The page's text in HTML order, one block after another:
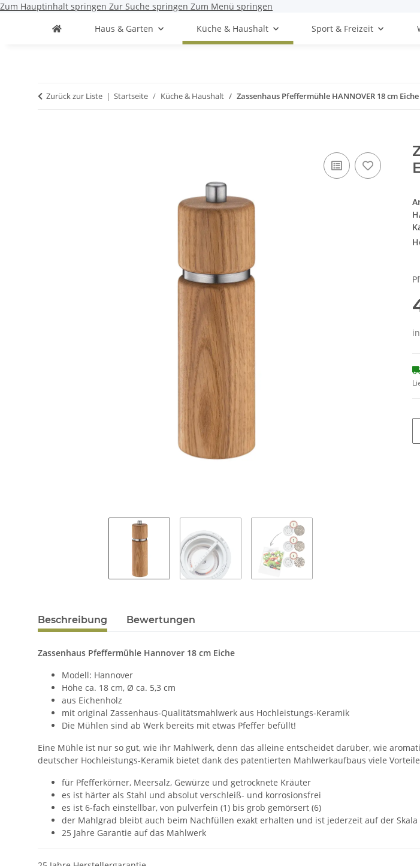
Zum Hauptinhalt springen Zur Suche springen Zum Menü springen
Haus & Garten Küche & Haushalt Sport & Freizeit
Zurück zur Liste Startseite Küche & Haushalt Zassenhaus Pfeffermühle HANNOVER 18 cm Eiche
Beschreibung Bewertungen
Zassenhaus Pfeffermühle Hannover 18 cm Eiche
Modell: Hannover
Höhe ca. 18 cm, Ø ca. 5,3 cm
aus Eichenholz
mit original Zassenhaus-Qualitätsmahlwerk aus Hochleistungs-Keramik
Die Mühlen sind ab Werk bereits mit etwas Pfeffer befüllt!
Eine Mühle ist nur so gut, wie ihr Mahlwerk, denn das alleine entscheidet darüber, wie
deutscher Hochleistungs-Keramik bietet dank des patentierten Mahlwerkaufbaus viele
für Pfefferkörner, Meersalz, Gewürze und getrocknete Kräuter
es ist härter als Stahl und absolut verschleiß- und korrosionsfrei
es ist 6-fach einstellbar, von pulverfein (1) bis grob gemörsert (6)
der Mahlgrad bleibt auch beim Nachfüllen exakt erhalten und ist jederzeit auf der Skala
25 Jahre Garantie auf das Mahlwerk